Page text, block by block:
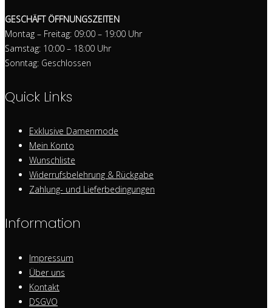
GESCHÄFT ÖFFNUNGSZEITEN
Montag – Freitag: 09:00 – 19:00 Uhr
Samstag: 10:00 – 18:00 Uhr
Sonntag: Geschlossen
Quick Links
Exklusive Damenmode
Mein Konto
Wunschliste
Widerrufsbelehrung & Rückgabe
Zahlung- und Lieferbedingungen
Information
Impressum
Über uns
Kontakt
DSGVO